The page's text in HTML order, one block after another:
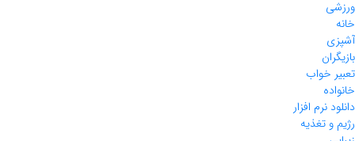
ورزشی
خانه
آشپزی
بازیگران
تعبیر خواب
خانواده
دانلود نرم افزار
رژیم و تغذیه